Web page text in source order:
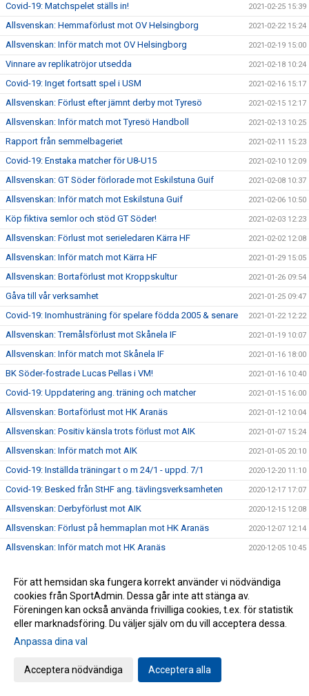
Covid-19: Matchspelet ställs in! 2021-02-25 15:39
Allsvenskan: Hemmaförlust mot OV Helsingborg 2021-02-22 15:24
Allsvenskan: Inför match mot OV Helsingborg 2021-02-19 15:00
Vinnare av replikatröjor utsedda 2021-02-18 10:24
Covid-19: Inget fortsatt spel i USM 2021-02-16 15:17
Allsvenskan: Förlust efter jämnt derby mot Tyresö 2021-02-15 12:17
Allsvenskan: Inför match mot Tyresö Handboll 2021-02-13 10:25
Rapport från semmelbageriet 2021-02-11 15:23
Covid-19: Enstaka matcher för U8-U15 2021-02-10 12:09
Allsvenskan: GT Söder förlorade mot Eskilstuna Guif 2021-02-08 10:37
Allsvenskan: Inför match mot Eskilstuna Guif 2021-02-06 10:50
Köp fiktiva semlor och stöd GT Söder! 2021-02-03 12:23
Allsvenskan: Förlust mot serieledaren Kärra HF 2021-02-02 12:08
Allsvenskan: Inför match mot Kärra HF 2021-01-29 15:05
Allsvenskan: Bortaförlust mot Kroppskultur 2021-01-26 09:54
Gåva till vår verksamhet 2021-01-25 09:47
Covid-19: Inomhusträning för spelare födda 2005 & senare 2021-01-22 12:22
Allsvenskan: Tremålsförlust mot Skånela IF 2021-01-19 10:07
Allsvenskan: Inför match mot Skånela IF 2021-01-16 18:00
BK Söder-fostrade Lucas Pellas i VM! 2021-01-16 10:40
Covid-19: Uppdatering ang. träning och matcher 2021-01-15 16:00
Allsvenskan: Bortaförlust mot HK Aranäs 2021-01-12 10:04
Allsvenskan: Positiv känsla trots förlust mot AIK 2021-01-07 15:24
Allsvenskan: Inför match mot AIK 2021-01-05 20:10
Covid-19: Inställda träningar t o m 24/1 - uppd. 7/1 2020-12-20 11:10
Covid-19: Besked från StHF ang. tävlingsverksamheten 2020-12-17 17:07
Allsvenskan: Derbyförlust mot AIK 2020-12-15 12:08
Allsvenskan: Förlust på hemmaplan mot HK Aranäs 2020-12-07 12:14
Allsvenskan: Inför match mot HK Aranäs 2020-12-05 10:45
Covid-19: Skärpta råd från Folkhälsomyndigheten, uppd.
2/12
Allsvenskan: Bortaförlust mot Kärra HF 2020-11-19 12:53
14:36
Unik satsning på våra ungdomsledare
Allsvenskan: Förlust i bortamötet med Eskilstuna Guif IF
För att hemsidan ska fungera korrekt använder vi nödvändiga
cookies från SportAdmin. Dessa går inte att stänga av.
Föreningen kan också använda frivilliga cookies, t.ex. för statistik
eller marknadsföring. Du väljer själv om du vill acceptera dessa.
Anpassa dina val
Acceptera nödvändiga Acceptera alla